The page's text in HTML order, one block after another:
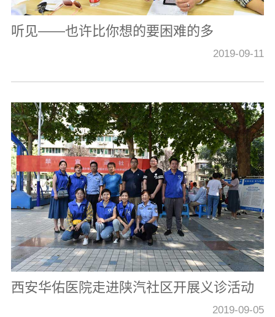
听见——也许比你想的要困难的多
2019-09-11
西安华佑医院走进陕汽社区开展义诊活动
2019-09-05